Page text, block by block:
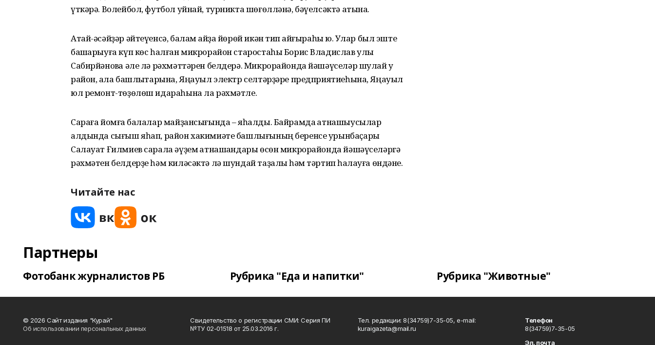
үткәрә. Волейбол, футбол уйнай, турникта шөғөлләнә, бәүелсәктә атына.
Атай-әсәйҙәр әйтеүенсә, балам ҡайҙа йөрөй икән тип ҡайғыраһы юҡ. Улар был эште
башҡарыуға күп көс һалған микрорайон старостаһы Борис Владислав улы
Сабирйәновҡа әле лә рәхмәттәрен белдерә. Микрорайонда йәшәүселәр шулай уҡ
район, ҡала башлыҡтарына, Яңауыл электр селтәрҙәре предприятиеһына, Яңауыл
юл ремонт-төҙөлөш идараһына ла рәхмәтле.
Сараға йомғаҡ балалар майҙансығында – яһалды. Байрамда ҡатнашыусылар
алдында сығыш яһап, район хакимиәте башлығының беренсе урынбаҫары
Салауат Ғилмиев сарала әүҙем ҡатнашҡандары өсөн микрорайонда йәшәүселәргә
рәхмәтен белдерҙе һәм киләсәктә лә шундай таҙалыҡ һәм тәртип һаҡлауға өндәне.
Читайте нас
Партнеры
Фотобанк журналистов РБ Рубрика "Еда и напитки" Рубрика "Животные"
© 2026 Сайт издания "Курай"
Об использовании персональных данных
Свидетельство о регистрации СМИ: Серия ПИ
№ТУ 02-01518 от 25.03.2016 г.
Тел. редакции: 8(34759)7-35-05, e-mail:
kuraigazeta@mail.ru
Телефон
8(34759)7-35-05
Эл. почта